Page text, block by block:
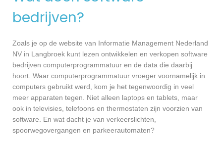
bedrijven?
Zoals je op de website van Informatie Management Nederland
NV in Langbroek kunt lezen ontwikkelen en verkopen software
bedrijven computerprogrammatuur en de data die daarbij
hoort. Waar computerprogrammatuur vroeger voornamelijk in
computers gebruikt werd, kom je het tegenwoordig in veel
meer apparaten tegen. Niet alleen laptops en tablets, maar
ook in televisies, telefoons en thermostaten zijn voorzien van
software. En wat dacht je van verkeerslichten,
spoorwegovergangen en parkeerautomaten?